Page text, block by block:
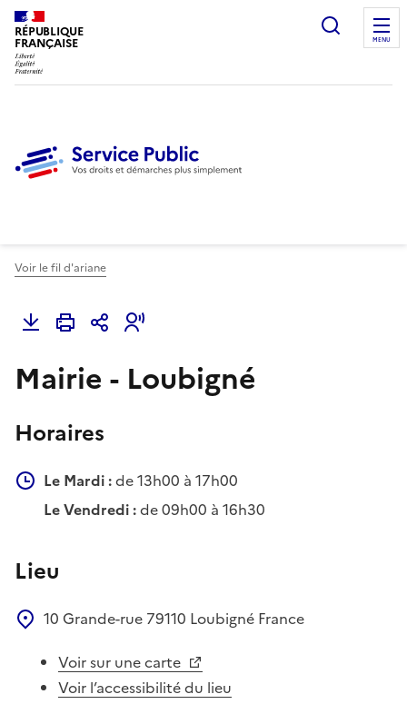
RÉPUBLIQUE
FRANÇAISE
Ouvrir
MENU
Voir le fil d'ariane
Mairie - Loubigné
Horaires
Le Mardi :de 13h00 à 17h00
Le Vendredi :de 09h00 à 16h30
Lieu
10 Grande-rue 79110 Loubigné France
Voir sur une carte
Voir l’accessibilité du lieu